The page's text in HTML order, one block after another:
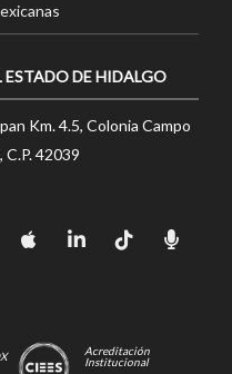
DE HIDALGO
Km. 4.5, Colonia Campo
42039
Acreditación
Institucional